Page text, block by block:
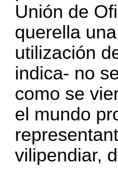
Unión de
querella
utilización
indica- no
como se
el mundo
vilipendiar,